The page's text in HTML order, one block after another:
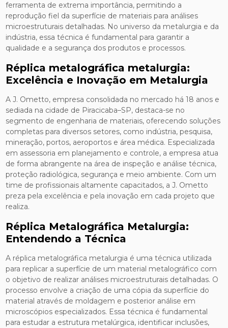
ferramenta de extrema importância, permitindo a
reprodução fiel da superfície de materiais para análises
microestruturais detalhadas. No universo da metalurgia e da
indústria, essa técnica é fundamental para garantir a
qualidade e a segurança dos produtos e processos.
Réplica metalográfica metalurgia:
Excelência e Inovação em Metalurgia
A J. Ometto, empresa consolidada no mercado há 18 anos e
sediada na cidade de Piracicaba–SP, destaca-se no
segmento de engenharia de materiais, oferecendo soluções
completas para diversos setores, como indústria, pesquisa,
mineração, portos, aeroportos e área médica. Especializada
em assessoria em planejamento e controle, a empresa atua
de forma abrangente na área de inspeção e análise técnica,
proteção radiológica, segurança e meio ambiente. Com um
time de profissionais altamente capacitados, a J. Ometto
preza pela excelência e pela inovação em cada projeto que
realiza.
Réplica Metalográfica Metalurgia:
Entendendo a Técnica
A réplica metalográfica metalurgia é uma técnica utilizada
para replicar a superfície de um material metalográfico com
o objetivo de realizar análises microestruturais detalhadas. O
processo envolve a criação de uma cópia da superfície do
material através de moldagem e posterior análise em
microscópios especializados. Essa técnica é fundamental
para estudar a estrutura metalúrgica, identificar inclusões,